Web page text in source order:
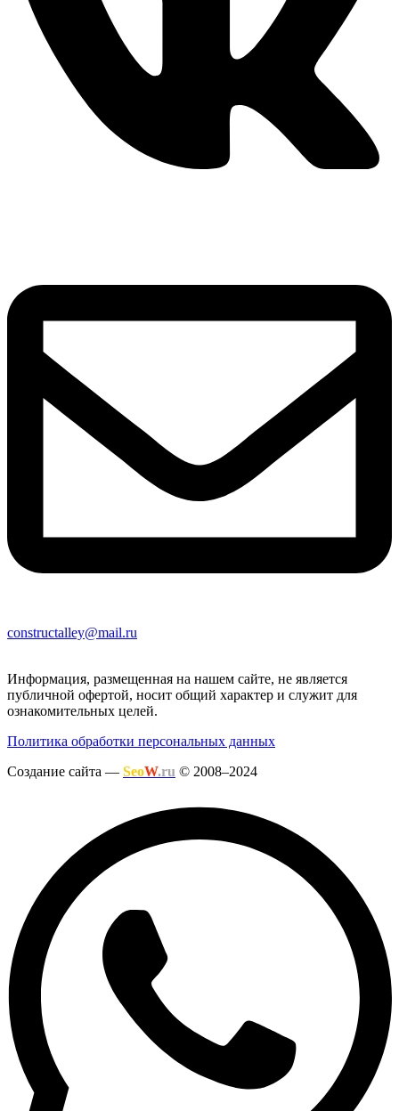
constructalley@mail.ru
Информация, размещенная на нашем сайте, не является
публичной офертой, носит общий характер и служит для
ознакомительных целей.
Политика обработки персональных данных
Создание сайта — SeoW.ru © 2008–2024